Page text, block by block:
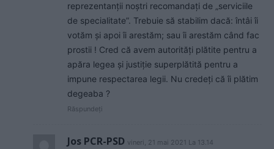
reprezentanții noștri recomandați de „serviciile
de specialitate”. Trebuie să stabilim dacă: întâi îi
votăm și apoi îi arestăm; sau îi arestăm când fac
prostii ! Cred că avem autorități plătite pentru a
apăra legea și justiție superplătită pentru a
impune respectarea legii. Nu credeți că îi plătim
degeaba ?
Răspundeți
Jos PCR-PSD vineri, 21 mai 2021 La 13.14